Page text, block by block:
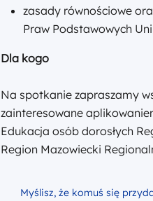
zasady równościowe
Praw Podstawowych
Dla kogo
Na spotkanie zapraszamy
zainteresowane
Edukacja osób dorosłych
Region Mazowiecki
Myślisz, że komuś się